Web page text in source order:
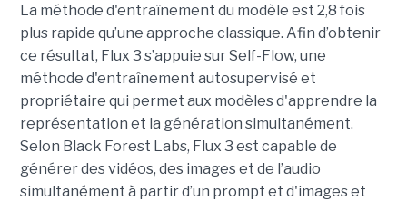
La méthode d'entraînement du modèle est 2,8 fois
plus rapide qu’une approche classique. Afin d’obtenir
ce résultat, Flux 3 s’appuie sur Self-Flow, une
méthode d'entraînement autosupervisé et
propriétaire qui permet aux modèles d'apprendre la
représentation et la génération simultanément.
Selon Black Forest Labs, Flux 3 est capable de
générer des vidéos, des images et de l’audio
simultanément à partir d’un prompt et d'images et